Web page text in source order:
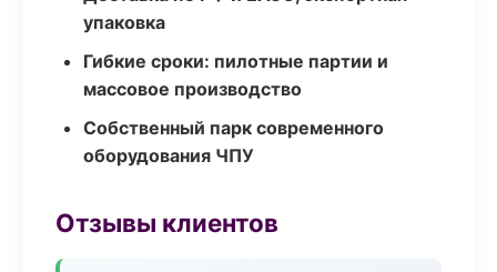
упаковка
Гибкие сроки: пилотные партии и
массовое производство
Собственный парк современного
оборудования ЧПУ
Отзывы клиентов